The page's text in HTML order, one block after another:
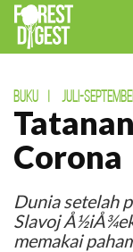
BUKU JULI-
Corona
Dunia setelah
Slavoj
memakai